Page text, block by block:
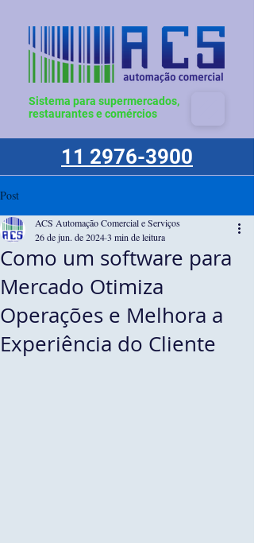
11 2976-3900
Sistema para supermercados,
restaurantes e comércios
Post
Como um software para
Mercado Otimiza
Operações e Melhora a
Experiência do Cliente
ACS Automação Comercial e Serviços
26 de jun. de 20243 min de leitura